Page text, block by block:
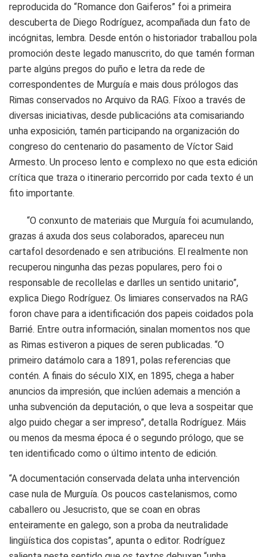
reproducida do “Romance don Gaiferos” foi a primeira
descuberta de Diego Rodríguez, acompañada dun fato de
incógnitas, lembra. Desde entón o historiador traballou pola
promoción deste legado manuscrito, do que tamén forman
parte algúns pregos do puño e letra da rede de
correspondentes de Murguía e mais dous prólogos das
Rimas conservados no Arquivo da RAG. Fíxoo a través de
diversas iniciativas, desde publicacións ata comisariando
unha exposición, tamén participando na organización do
congreso do centenario do pasamento de Víctor Said
Armesto. Un proceso lento e complexo no que esta edición
crítica que traza o itinerario percorrido por cada texto é un
fito importante.
“O conxunto de materiais que Murguía foi acumulando,
grazas á axuda dos seus colaborados, apareceu nun
cartafol desordenado e sen atribucións. El realmente non
recuperou ningunha das pezas populares, pero foi o
responsable de recollelas e darlles un sentido unitario”,
explica Diego Rodríguez. Os limiares conservados na RAG
foron chave para a identificación dos papeis coidados pola
Barrié. Entre outra información, sinalan momentos nos que
as Rimas estiveron a piques de seren publicadas. “O
primeiro datámolo cara a 1891, polas referencias que
contén. A finais do século XIX, en 1895, chega a haber
anuncios da impresión, que inclúen ademais a mención a
unha subvención da deputación, o que leva a sospeitar que
algo puido chegar a ser impreso”, detalla Rodríguez. Máis
ou menos da mesma época é o segundo prólogo, que se
ten identificado como o último intento de edición.
“A documentación conservada delata unha intervención
case nula de Murguía. Os poucos castelanismos, como
caballero ou Jesucristo, que se coan en obras
enteiramente en galego, son a proba da neutralidade
lingüística dos copistas”, apunta o editor. Rodríguez